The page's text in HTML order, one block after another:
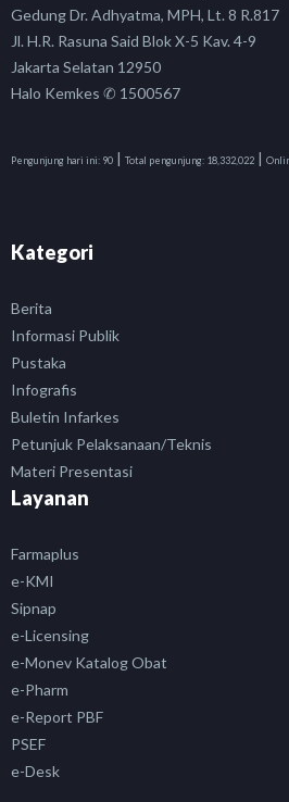
Gedung Dr. Adhyatma, MPH, Lt. 8 R.817
Jl. H.R. Rasuna Said Blok X-5 Kav. 4-9
Jakarta Selatan 12950
Halo Kemkes ✆ 1500567
Pengunjung hari ini: 90 | Total pengunjung: 18,332,022 |
Kategori
Berita
Informasi Publik
Pustaka
Infografis
Buletin Infarkes
Petunjuk Pelaksanaan/Teknis
Materi Presentasi
Layanan
Farmaplus
e-KMI
Sipnap
e-Licensing
e-Monev Katalog Obat
e-Pharm
e-Report PBF
PSEF
e-Desk